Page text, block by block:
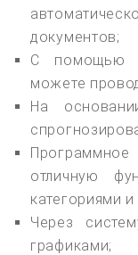
документов;
С помощью
можете
На
отличную
категориями
Через
графиками;